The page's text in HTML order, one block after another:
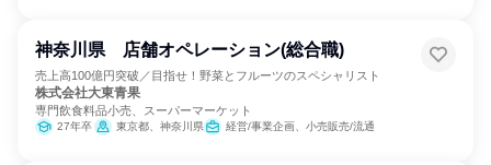
神奈川県 店舗オペレーション(総合職)
売上高100億円突破／目指せ！野菜とフルーツのスペシャリスト
株式会社大東青果
専門飲食料品小売、スーパーマーケット
27年卒 東京都、神奈川県 経営/事業企画、小売販売/流通